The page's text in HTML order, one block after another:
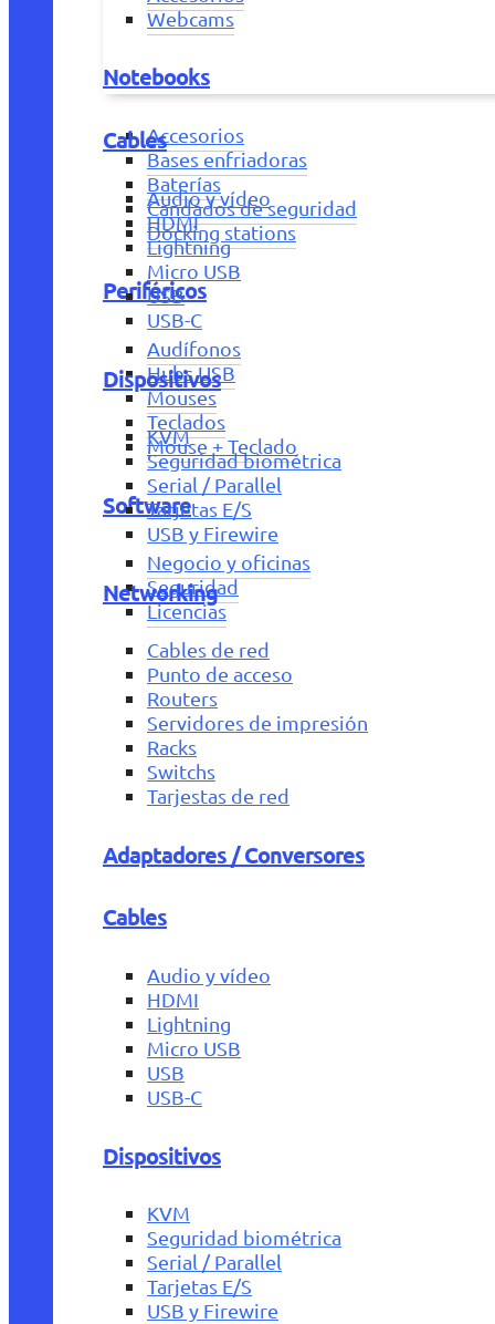
Webcams
Notebooks
Accesorios
Bases enfriadoras
Baterías
Candados de seguridad
Docking stations
Periféricos
Audífonos
Hubs USB
Mouses
Teclados
Mouse + Teclado
Software
Negocio y oficinas
Seguridad
Licencias
Cables
Audio y vídeo
HDMI
Lightning
Micro USB
USB
USB-C
Dispositivos
KVM
Seguridad biométrica
Serial / Parallel
Tarjetas E/S
USB y Firewire
Networking
Cables de red
Punto de acceso
Routers
Servidores de impresión
Racks
Switchs
Tarjestas de red
Adaptadores / Conversores
Cables
Audio y vídeo
HDMI
Lightning
Micro USB
USB
USB-C
Dispositivos
KVM
Seguridad biométrica
Serial / Parallel
Tarjetas E/S
USB y Firewire